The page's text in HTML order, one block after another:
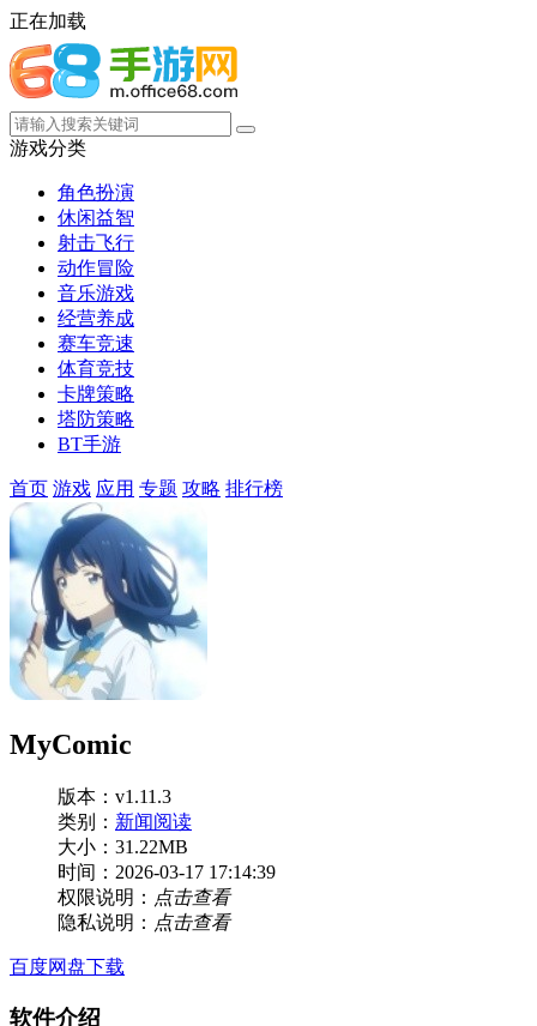
正在加载
游戏分类
角色扮演
休闲益智
射击飞行
动作冒险
音乐游戏
经营养成
赛车竞速
体育竞技
卡牌策略
塔防策略
BT手游
首页 游戏 应用 专题 攻略 排行榜
MyComic
版本：v1.11.3
类别： 新闻阅读
大小：31.22MB
时间：2026-03-17 17:14:39
权限说明： 点击查看
隐私说明： 点击查看
百度网盘下载
软件介绍